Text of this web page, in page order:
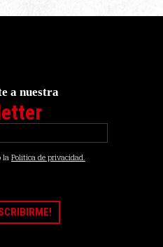
a nuestra
la Política de privacidad.